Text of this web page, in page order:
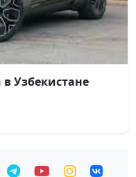
Узбекистане